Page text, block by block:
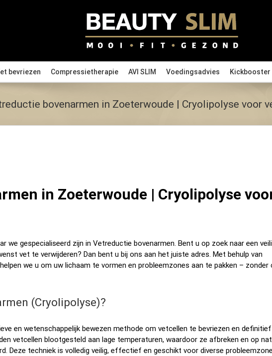
bevriezen Compressietherapie AVI SLIM Voedingsadvies Kickbooster
bovenarmen in Zoeterwoude | Cryolipolyse voor
in Zoeterwoude | Cryolipolyse
we gespecialiseerd zijn in Vetreductie bovenarmen. Bent u op zoek naar een
vet te verwijderen? Dan bent u bij ons aan het juiste adres. Met behulp van
we u om uw lichaam te vormen en probleemzones aan te pakken – zonder
(Cryolipolyse)?
en wetenschappelijk bewezen methode om vetcellen te bevriezen en
vetcellen blootgesteld aan lage temperaturen, waardoor ze afbreken en op
Deze techniek is volledig veilig, effectief en geschikt voor diverse